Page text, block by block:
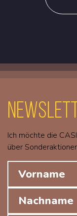
Ich möchte die
über